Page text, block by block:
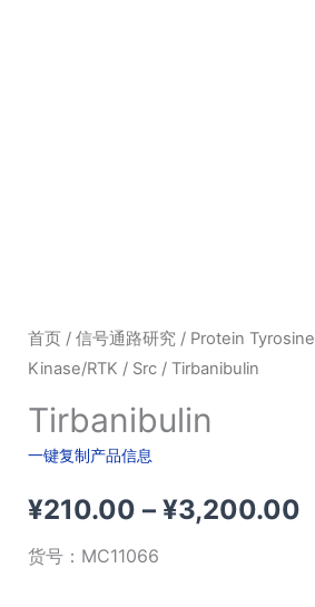
首页/ 信号通路研究/ Protein Tyrosine
Kinase/RTK / Src/ Tirbanibulin
Tirbanibulin
一键复制产品信息
¥210.00 – ¥3,200.00价
货号： MC11066